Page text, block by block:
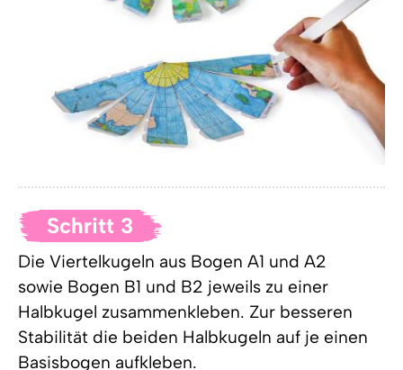
Schritt 3
Die Viertelkugeln aus Bogen A1 und A2
sowie Bogen B1 und B2 jeweils zu einer
Halbkugel zusammenkleben. Zur besseren
Stabilität die beiden Halbkugeln auf je einen
Basisbogen aufkleben.